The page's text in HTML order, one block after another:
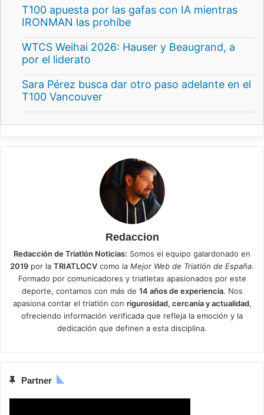
T100 apuesta por las gafas con IA mientras
IRONMAN las prohíbe
WTCS Weihai 2026: Hauser y Beaugrand, a
por el liderato
Sara Pérez busca dar otro paso adelante en el
T100 Vancouver
Redaccion
Redacción de Triatlón Noticias: Somos el equipo galardonado en
2019 por la TRIATLOCV como la Mejor Web de Triatlón de España.
Formado por comunicadores y triatletas apasionados por este
deporte, contamos con más de 14 años de experiencia. Nos
apasiona contar el triatlón con rigurosidad, cercanía y actualidad,
ofreciendo información verificada que refleja la emoción y la
dedicación que definen a esta disciplina.
Partner